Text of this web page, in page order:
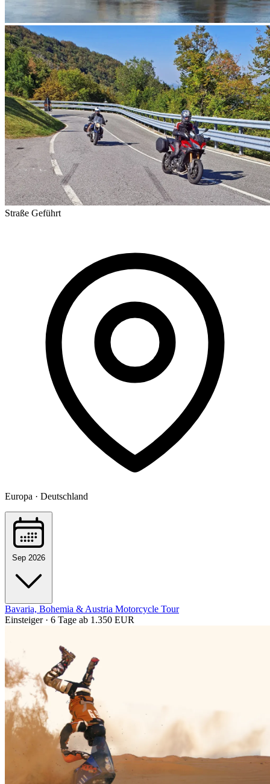
Straße Geführt
Europa · Deutschland
Sep 2026
Bavaria, Bohemia & Austria Motorcycle Tour
Einsteiger · 6 Tage ab 1.350 EUR